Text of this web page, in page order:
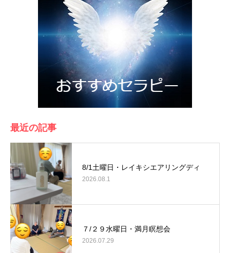
最近の記事
8/1土曜日・レイキシエアリングディ
2026.08.1
７/２９水曜日・満月瞑想会
2026.07.29